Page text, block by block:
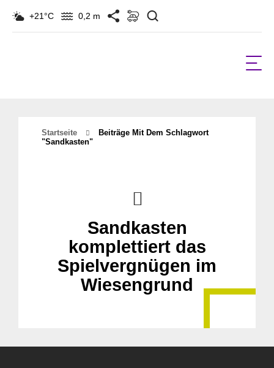
+21°C 0,2 m
Startseite
Beiträge Mit Dem Schlagwort
"sandkasten"
Sandkasten
komplettiert das
Spielvergnügen im
Wiesengrund